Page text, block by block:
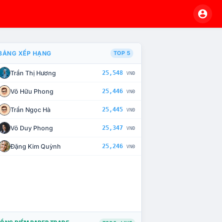
CHẾ TÀI XỬ LÝ VI PHẠM
XẾP HẠNG TOP 5
Trần Thị Hương 25,548 VNĐ
Võ Hữu Phong 25,446 VNĐ
Trần Ngọc Hà 25,445 VNĐ
Võ Duy Phong 25,347 VNĐ
Đặng Kim Quỳnh 25,246 VNĐ